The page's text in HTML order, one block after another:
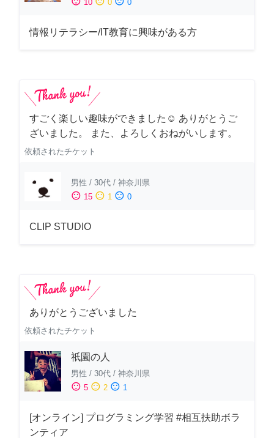
10 0 0
情報リテラシー/IT教育に興味がある方
すごく楽しい趣味ができました☺︎ ありがとうご
ざいました。 また、よろしくおねがいします。
依頼されたチケット
男性 / 30代 / 神奈川県
sentiment_satisfied 15 sentiment_neutral 1 sentiment_dissatisfied 0
CLIP STUDIO
ありがとうございました
依頼されたチケット
祇園の人
男性 / 30代 / 神奈川県
sentiment_satisfied 5 sentiment_neutral 2 sentiment_dissatisfied 1
[オンライン] プログラミング学習 #相互扶助ボラ
ンティア